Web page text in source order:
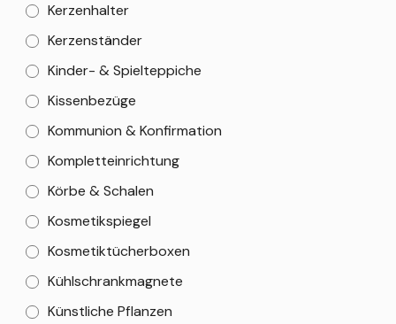
Kerzenhalter
Kerzenständer
Kinder- & Spielteppiche
Kissenbezüge
Kommunion & Konfirmation
Kompletteinrichtung
Körbe & Schalen
Kosmetikspiegel
Kosmetiktücherboxen
Kühlschrankmagnete
Künstliche Pflanzen